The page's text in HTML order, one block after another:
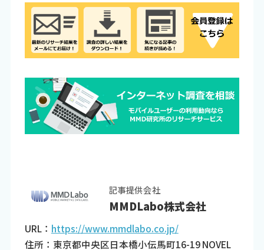
記事提供会社
MMDLabo株式会社
URL： https://www.mmdlabo.co.jp/
住所：東京都中央区日本橋小伝馬町16-19 NOVEL